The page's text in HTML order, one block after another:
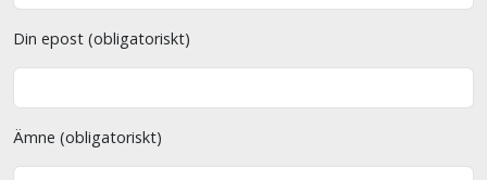
Din epost (obligatoriskt)
Ämne (obligatoriskt)